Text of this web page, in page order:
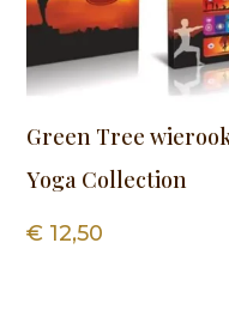
Green Tree
Yoga Collection
€ 12,50